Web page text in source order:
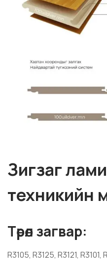
Зигзаг
техникийн
Төрөл загвар:
R3105, R3125, R3121,